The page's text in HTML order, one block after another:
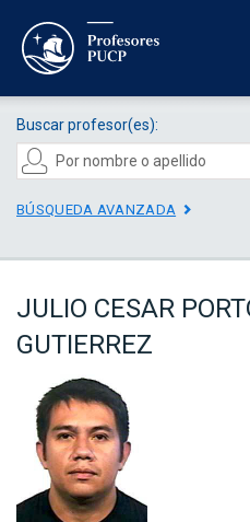
Buscar profesor(es):
BÚSQUEDA AVANZADA
JULIO CESAR
GUTIERREZ